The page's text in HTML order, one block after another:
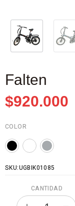
Falten
$920.000
COLOR
SKU:UGBIK01085
CANTIDAD